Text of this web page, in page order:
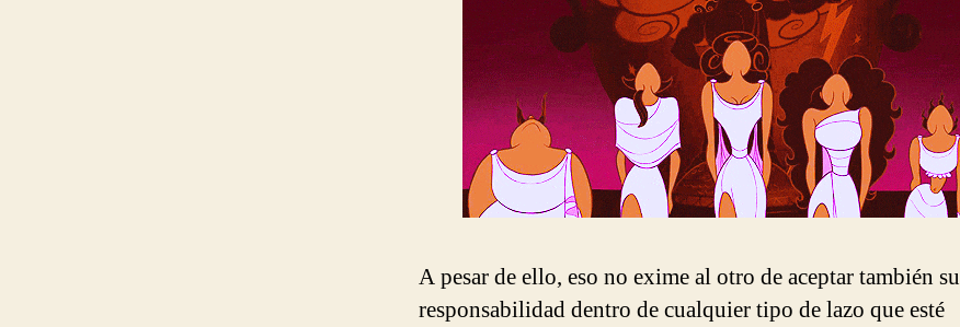
A pesar de ello, eso no exime al otro de aceptar también su
responsabilidad dentro de cualquier tipo de lazo que esté